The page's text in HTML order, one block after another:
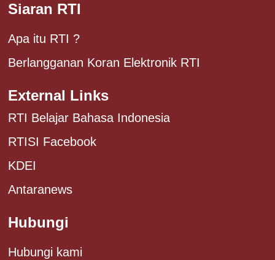
Siaran RTI
Apa itu RTI ?
Berlangganan Koran Elektronik RTI
External Links
RTI Belajar Bahasa Indonesia
RTISI Facebook
KDEI
Antaranews
Hubungi
Hubungi kami